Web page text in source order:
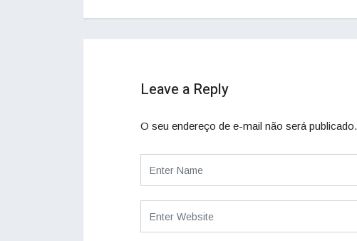
Leave a Reply
O seu endereço de e-mail não será publicado.